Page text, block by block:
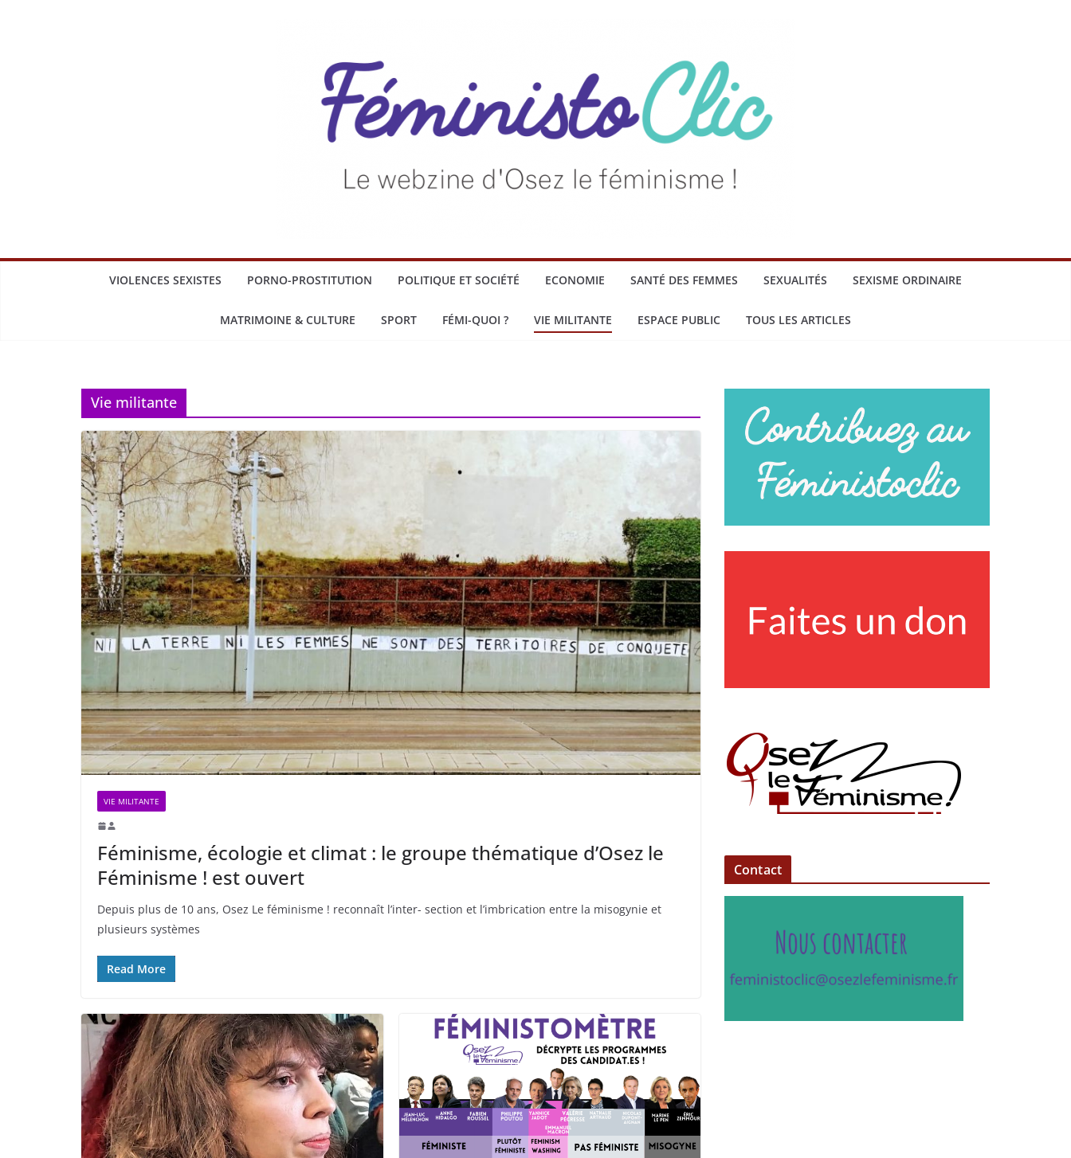
VIOLENCES SEXISTES PORNO-PROSTITUTION POLITIQUE ET SOCIÉTÉ ECONOMIE SANTÉ DES FEMMES SEXUALITÉS SEXISME ORDINAIRE
MATRIMOINE & CULTURE SPORT FÉMI-QUOI ? VIE MILITANTE ESPACE PUBLIC TOUS LES ARTICLES
Vie militante
VIE MILITANTE
Féminisme, écologie et climat : le groupe thématique d’Osez le
Féminisme ! est ouvert
Depuis plus de 10 ans, Osez Le féminisme ! reconnaît l’inter- section et l’imbrication entre la misogynie et
plusieurs systèmes
Read More
Contact